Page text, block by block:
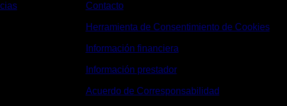
Contacto
Herramienta de Consentimiento de Cookies
Información financiera
Información prestador
Acuerdo de Corresponsabilidad